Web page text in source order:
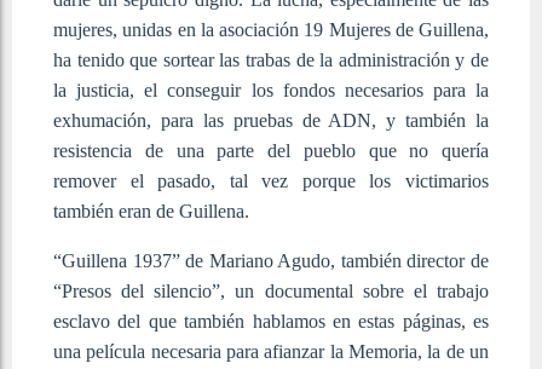
mujeres, unidas en la asociación 19 Mujeres de Guillena,
ha tenido que sortear las trabas de la administración y de
la justicia, el conseguir los fondos necesarios para la
exhumación, para las pruebas de ADN, y también la
resistencia de una parte del pueblo que no quería
remover el pasado, tal vez porque los victimarios
también eran de Guillena.
“Guillena 1937” de Mariano Agudo, también director de
“Presos del silencio”, un documental sobre el trabajo
esclavo del que también hablamos en estas páginas, es
una película necesaria para afianzar la Memoria, la de un